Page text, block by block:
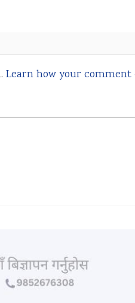
Learn how your comment